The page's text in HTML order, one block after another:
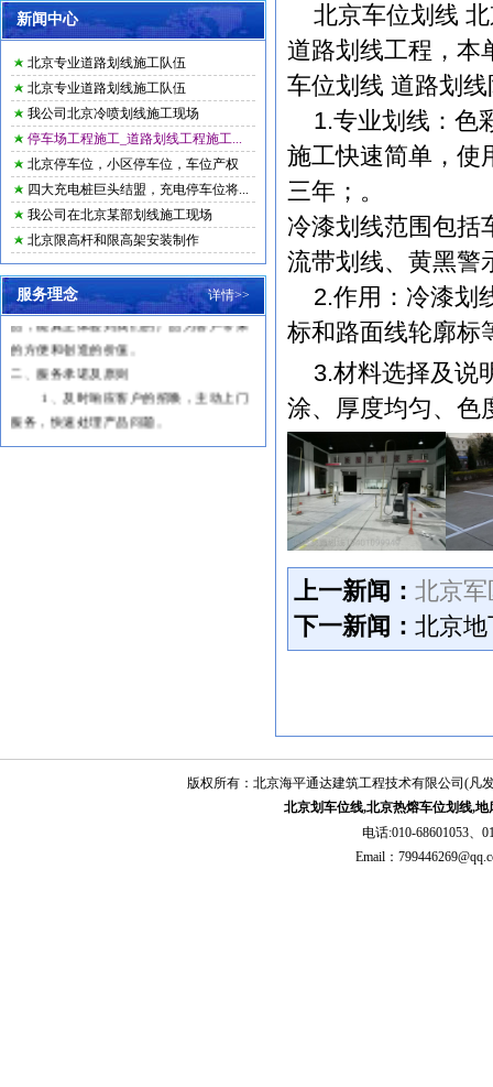
新闻中心
北京专业道路划线施工队伍
北京专业道路划线施工队伍
我公司北京冷喷划线施工现场
停车场工程施工_道路划线工程施工...
北京停车位，小区停车位，车位产权
四大充电桩巨头结盟，充电停车位将...
我公司在北京某部划线施工现场
北京限高杆和限高架安装制作
详情>>
服务理念
一、服务宗旨
客户购买我们产品，仅仅是与我们交
往的开始，是售后服务工作的开始，在客
户使用的整个阶段内，我们全体售后服务
人员以周到、细致、热忱、及时的服务，
让客户轻松自如，无后顾之忧的使用产
品，能真正体验到我们的产品为客户带来
的方便和创造的价值。
二、服务承诺及原则
1
、及时响应客户的招唤，主动上门
服务，快速处理产品问题。
北京车位划线
道路划线工程，本
车位划线 道路划
1.专业划线：色
施工快速简单，使
三年；。
冷漆划线范围包括
流带划线、黄黑警
2.作用：冷漆划
标和路面线轮廓标
3.材料选择及说
涂、厚度均匀、色
上一新闻： 北京
下一新闻： 北京
版权所有：北京海平通达建筑工程技术有限公司(凡
北京划车位线,北京热熔车位划线,
电话:010-68601053、
Email：